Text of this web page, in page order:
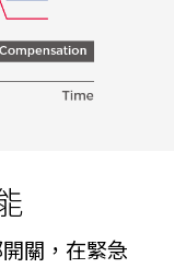
關，在緊急